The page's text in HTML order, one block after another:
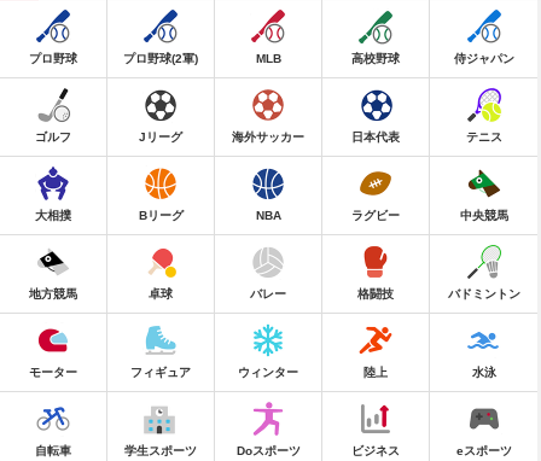
プロ野球 プロ野球(2軍) MLB 高校野球 侍ジャパン
ゴルフ Jリーグ 海外サッカー 日本代表 テニス
大相撲 Bリーグ NBA ラグビー 中央競馬
地方競馬 卓球 バレー 格闘技 バドミントン
モーター フィギュア ウィンター 陸上 水泳
自転車 学生スポーツ Doスポーツ ビジネス eスポーツ